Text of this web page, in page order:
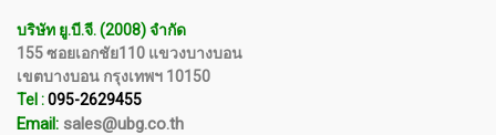
บริษัท ยู.บี.จี. (2008) จำกัด
155 ซอยเอกชัย110 แขวงบางบอน
เขตบางบอน กรุงเทพฯ 10150
Tel :095-2629455
Email: sales@ubg.co.th